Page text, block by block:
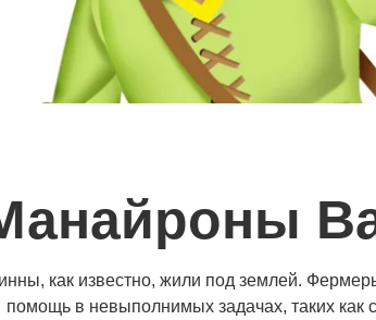
как известно, жили под землей.
помощь в невыполнимых задачах, таких как